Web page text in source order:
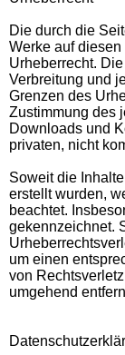
Die durch die
Werke auf
Urheberrecht.
Verbreitung und
Grenzen des
Zustimmung des
Downloads und
privaten, nicht
Soweit die
erstellt wurden,
beachtet.
gekennzeichnet.
um einen
von
umgehend